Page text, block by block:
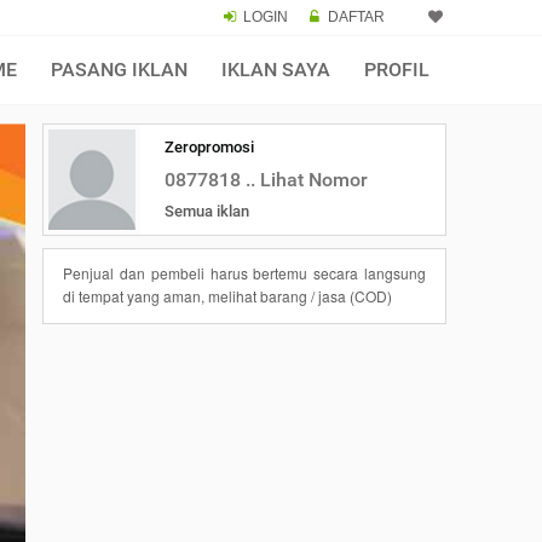
LOGIN DAFTAR
PASANG IKLAN IKLAN SAYA PROFIL
Zeropromosi
0877818 .. Lihat Nomor
Semua iklan
Penjual dan pembeli harus bertemu secara langsung
di tempat yang aman, melihat barang / jasa (COD)